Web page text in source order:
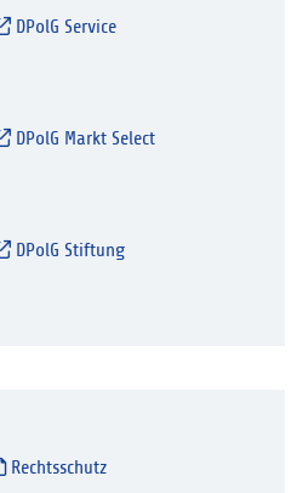
DPolG Service
DPolG Markt Select
DPolG Stiftung
Rechtsschutz